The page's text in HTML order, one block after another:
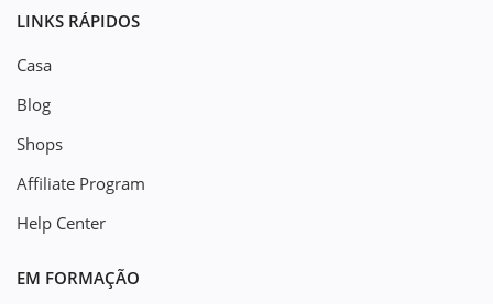
LINKS RÁPIDOS
Casa
Blog
Shops
Affiliate Program
Help Center
EM FORMAÇÃO